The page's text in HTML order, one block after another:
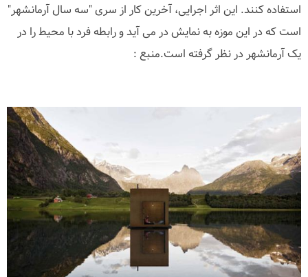
استفاده کنند. این اثر اجرایی، آخرین کار از سری "سه سال آرمانشهر"
است که در این موزه به نمایش در می آید و رابطه فرد با محیط را در
یک آرمانشهر در نظر گرفته است.منبع :